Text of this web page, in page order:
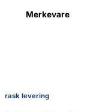
Merkevare
rask levering